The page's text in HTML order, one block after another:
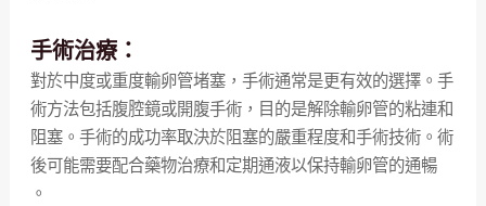
手術治療：
對於中度或重度輸卵管堵塞，手術通常是更有效的選擇。手
術方法包括腹腔鏡或開腹手術，目的是解除輸卵管的粘連和
阻塞。手術的成功率取決於阻塞的嚴重程度和手術技術。術
後可能需要配合藥物治療和定期通液以保持輸卵管的通暢
。